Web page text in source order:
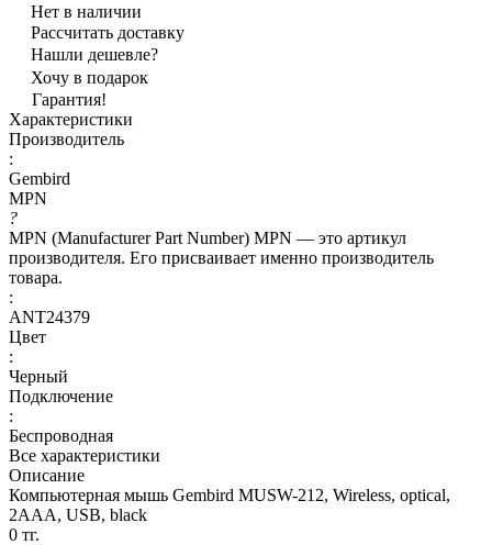
Нет в наличии
Рассчитать доставку
Нашли дешевле?
Хочу в подарок
Гарантия!
Характеристики
Производитель
:
Gembird
MPN
?
MPN (Manufacturer Part Number) MPN — это артикул
производителя. Его присваивает именно производитель
товара.
:
ANT24379
Цвет
:
Черный
Подключение
:
Беспроводная
Все характеристики
Описание
Компьютерная мышь Gembird MUSW-212, Wireless, optical,
2AAA, USB, black
0 тг.